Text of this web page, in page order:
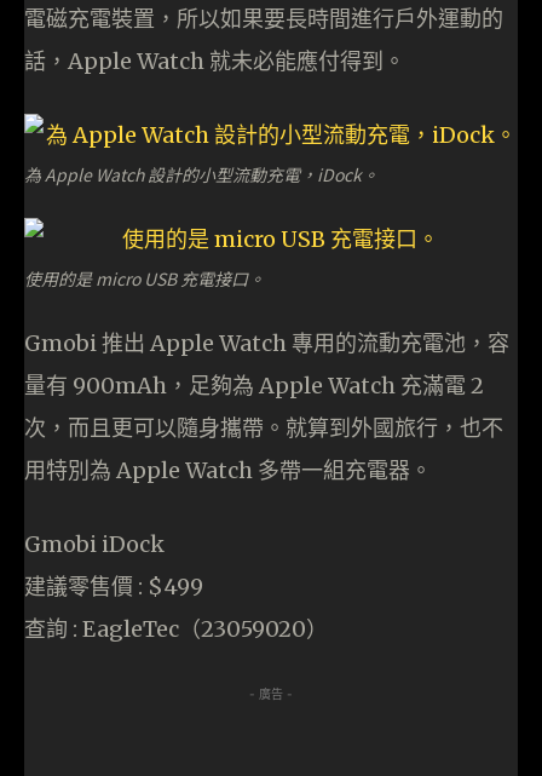
電磁充電裝置，所以如果要長時間進行戶外運動的
話，Apple Watch 就未必能應付得到。
為 Apple Watch 設計的小型流動充電，iDock。
使用的是 micro USB 充電接口。
Gmobi 推出 Apple Watch 專用的流動充電池，容
量有 900mAh，足夠為 Apple Watch 充滿電 2
次，而且更可以隨身攜帶。就算到外國旅行，也不
用特別為 Apple Watch 多帶一組充電器。
Gmobi iDock
建議零售價 : $499
查詢 : EagleTec（23059020）
- 廣告 -